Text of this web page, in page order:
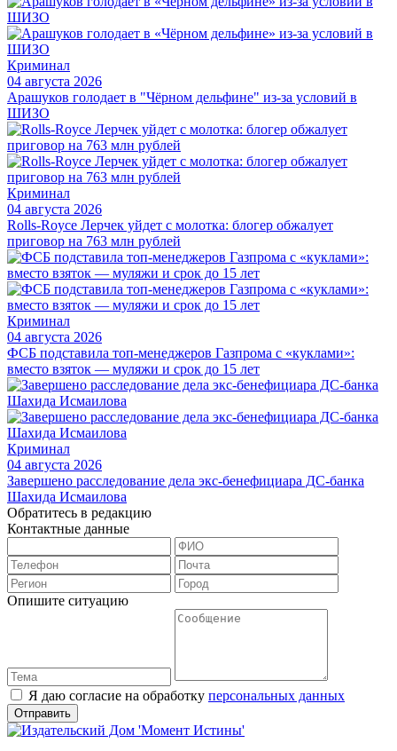
Криминал
04 августа 2026
Арашуков голодает в "Чёрном дельфине" из-за условий в
ШИЗО
Криминал
04 августа 2026
Rolls-Royce Лерчек уйдет с молотка: блогер обжалует
приговор на 763 млн рублей
Криминал
04 августа 2026
ФСБ подставила топ-менеджеров Газпрома с «куклами»:
вместо взяток — муляжи и срок до 15 лет
Криминал
04 августа 2026
Завершено расследование дела экс-бенефициара ДС-банка
Шахида Исмаилова
Обратитесь в редакцию
Контактные данные
Опишите ситуацию
Я даю согласие на обработку персональных данных